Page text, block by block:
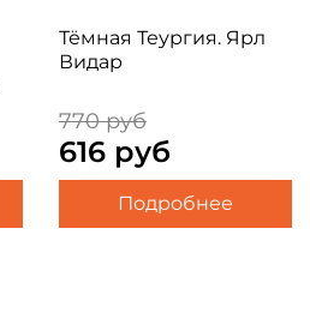
Тёмная Теургия. Ярл
Видар
770 руб
616 руб
Подробнее